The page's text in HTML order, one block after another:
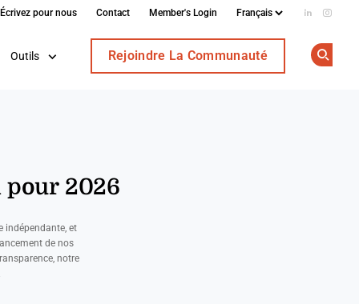
Écrivez pour nous Contact Member's Login Add us
Outils Rejoindre La Communauté
pour 2026
indépendante, et
de nos
notre